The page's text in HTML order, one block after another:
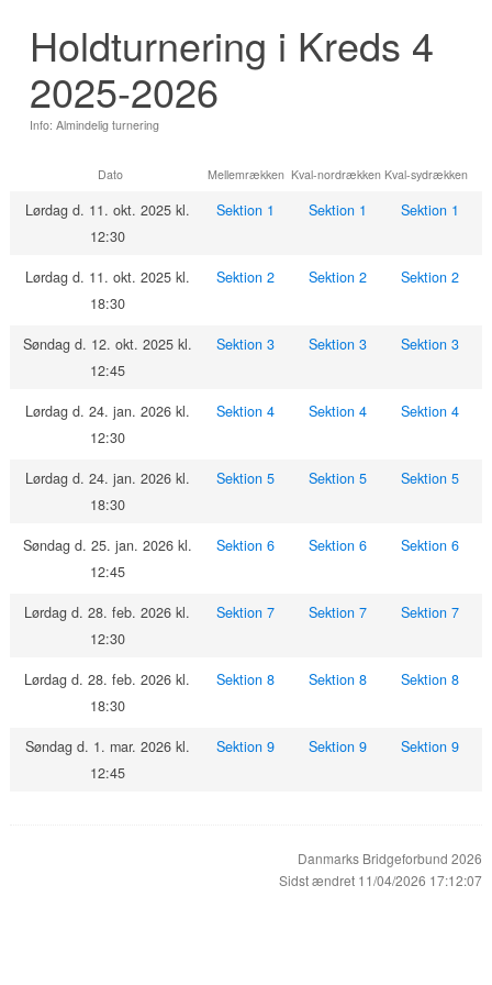
Holdturnering i Kreds 4
2025-2026
Info: Almindelig turnering
Dato Mellemrækken Kval-nordrækken Kval-sydrækken
Lørdag d. 11. okt. 2025 kl.
12:30
Sektion 1 Sektion 1 Sektion 1
Lørdag d. 11. okt. 2025 kl.
18:30
Sektion 2 Sektion 2 Sektion 2
Søndag d. 12. okt. 2025 kl.
12:45
Sektion 3 Sektion 3 Sektion 3
Lørdag d. 24. jan. 2026 kl.
12:30
Sektion 4 Sektion 4 Sektion 4
Lørdag d. 24. jan. 2026 kl.
18:30
Sektion 5 Sektion 5 Sektion 5
Søndag d. 25. jan. 2026 kl.
12:45
Sektion 6 Sektion 6 Sektion 6
Lørdag d. 28. feb. 2026 kl.
12:30
Sektion 7 Sektion 7 Sektion 7
Lørdag d. 28. feb. 2026 kl.
18:30
Sektion 8 Sektion 8 Sektion 8
Søndag d. 1. mar. 2026 kl.
12:45
Sektion 9 Sektion 9 Sektion 9
Danmarks Bridgeforbund 2026
Sidst ændret 11/04/2026 17:12:07